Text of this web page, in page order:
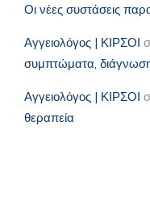
Οι νέες συστάσεις
Αγγειολόγος | ΚΙΡΣΟΙ
συμπτώματα,
Αγγειολόγος | ΚΙΡΣΟΙ
θεραπεία